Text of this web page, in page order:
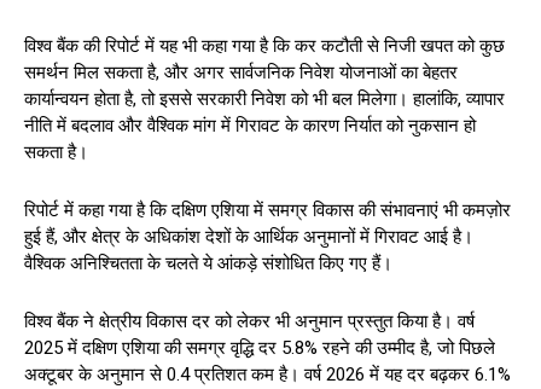
विश्व बैंक की रिपोर्ट में यह भी कहा गया है कि कर कटौती से निजी खपत को कुछ
समर्थन मिल सकता है, और अगर सार्वजनिक निवेश योजनाओं का बेहतर
कार्यान्वयन होता है, तो इससे सरकारी निवेश को भी बल मिलेगा। हालांकि, व्यापार
नीति में बदलाव और वैश्विक मांग में गिरावट के कारण निर्यात को नुकसान हो
सकता है।
रिपोर्ट में कहा गया है कि दक्षिण एशिया में समग्र विकास की संभावनाएं भी कमज़ोर
हुई हैं, और क्षेत्र के अधिकांश देशों के आर्थिक अनुमानों में गिरावट आई है।
वैश्विक अनिश्चितता के चलते ये आंकड़े संशोधित किए गए हैं।
विश्व बैंक ने क्षेत्रीय विकास दर को लेकर भी अनुमान प्रस्तुत किया है। वर्ष
2025 में दक्षिण एशिया की समग्र वृद्धि दर 5.8% रहने की उम्मीद है, जो पिछले
अक्टूबर के अनुमान से 0.4 प्रतिशत कम है। वर्ष 2026 में यह दर बढ़कर 6.1%